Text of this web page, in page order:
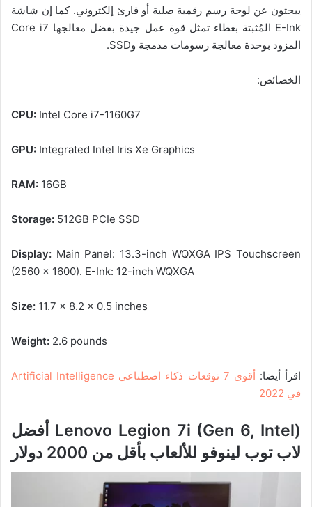
يبحثون عن لوحة رسم رقمية صلبة أو قارئ إلكتروني. كما إن شاشة
E-Ink المُثبتة بغطاء تمثل قوة عمل جيدة بفضل معالجها Core i7
المزود بوحدة معالجة رسومات مدمجة وSSD.
الخصائص:
CPU: Intel Core i7-1160G7
GPU: Integrated Intel Iris Xe Graphics
RAM: 16GB
Storage: 512GB PCIe SSD
Display: Main Panel: 13.3-inch WQXGA IPS Touchscreen
(2560 x 1600). E-Ink: 12-inch WQXGA
Size: 11.7 x 8.2 x 0.5 inches
Weight: 2.6 pounds
اقرأ أيضا:
أقوى 7 توقعات ذكاء اصطناعي Artificial Intelligence
في 2022
Lenovo Legion 7i (Gen 6, Intel) أفضل
لاب توب لينوفو للألعاب بأقل من 2000 دولار